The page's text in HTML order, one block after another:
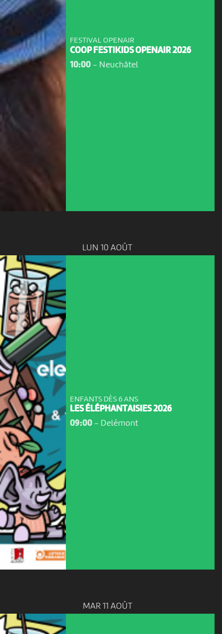
FESTIVAL OPENAIR
COOP FESTIKIDS OPENAIR 2026
10:00- Neuchâtel
LUN 10 AOÛT
ENFANTS DÈS 6 ANS
LES ÉLÉPHANTAISIES 2026
09:00- Delémont
MAR 11 AOÛT